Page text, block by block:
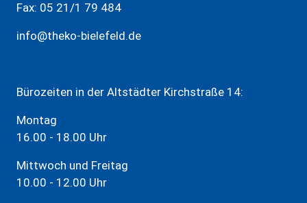
Fax: 05 21/1 79 484
info@theko-bielefeld.de
Bürozeiten in der Altstädter Kirchstraße 14:
Montag
16.00 - 18.00 Uhr
Mittwoch und Freitag
10.00 - 12.00 Uhr